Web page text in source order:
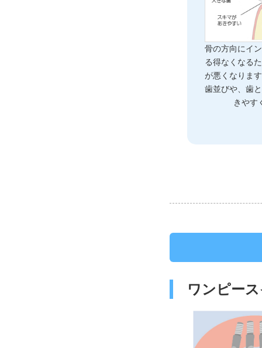
骨の方向にイ
る得なくなる
が悪くなりま
歯並びや、歯
きやす
ワンピー